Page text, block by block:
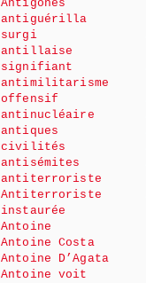
Antigones
antiguérilla
surgi
antillaise
signifiant
antimilitarisme
offensif
antinucléaire
antiques
civilités
antisémites
antiterroriste
Antiterroriste
instaurée
Antoine
Antoine Costa
Antoine D’Agata
Antoine voit